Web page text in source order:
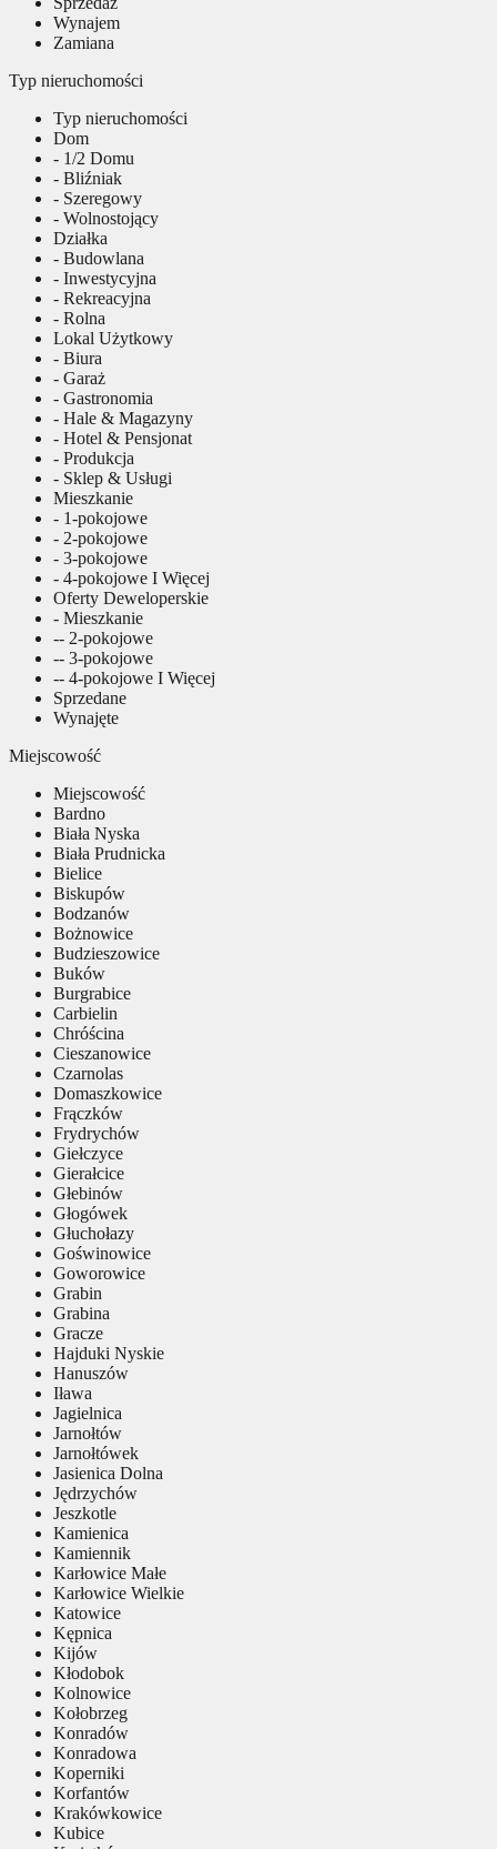
Wynajem
Zamiana
Typ nieruchomości
Typ nieruchomości
Dom
- 1/2 Domu
- Bliźniak
- Szeregowy
- Wolnostojący
Działka
- Budowlana
- Inwestycyjna
- Rekreacyjna
- Rolna
Lokal Użytkowy
- Biura
- Garaż
- Gastronomia
- Hale & Magazyny
- Hotel & Pensjonat
- Produkcja
- Sklep & Usługi
Mieszkanie
- 1-pokojowe
- 2-pokojowe
- 3-pokojowe
- 4-pokojowe I Więcej
Oferty Deweloperskie
- Mieszkanie
-- 2-pokojowe
-- 3-pokojowe
-- 4-pokojowe I Więcej
Sprzedane
Wynajęte
Miejscowość
Miejscowość
Bardno
Biała Nyska
Biała Prudnicka
Bielice
Biskupów
Bodzanów
Bożnowice
Budzieszowice
Buków
Burgrabice
Carbielin
Chróścina
Cieszanowice
Czarnolas
Domaszkowice
Frączków
Frydrychów
Giełczyce
Gierałcice
Głebinów
Głogówek
Głuchołazy
Goświnowice
Goworowice
Grabin
Grabina
Gracze
Hajduki Nyskie
Hanuszów
Iława
Jagielnica
Jarnołtów
Jarnołtówek
Jasienica Dolna
Jędrzychów
Jeszkotle
Kamienica
Kamiennik
Karłowice Małe
Karłowice Wielkie
Katowice
Kępnica
Kijów
Kłodobok
Kolnowice
Kołobrzeg
Konradów
Konradowa
Koperniki
Korfantów
Krakówkowice
Kubice